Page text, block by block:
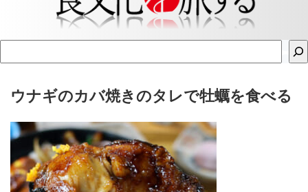
ウナギのカバ焼きのタレで牡蠣を食べる